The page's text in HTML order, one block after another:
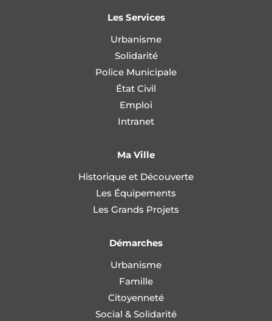
Les Services
Urbanisme
Solidarité
Police Municipale
État Civil
Emploi
Intranet
Ma Ville
Historique et Découverte
Les Équipements
Les Grands Projets
Démarches
Urbanisme
Famille
Citoyenneté
Social & Solidarité